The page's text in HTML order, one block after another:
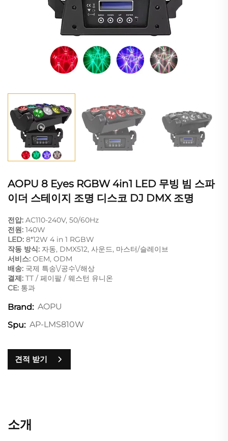
AOPU 8 Eyes RGBW 4in1 LED 무빙 빔 스파
이더 스테이지 조명 디스코 DJ DMX 조명
전압: AC110-240V, 50/60Hz
전원: 140W
LED: 8*12W 4 in 1 RGBW
작동 방식: 자동, DMX512, 사운드, 마스터/슬레이브
서비스: OEM, ODM
배송: 국제 특송\/공수\/해상
결제: TT / 페이팔 / 웨스턴 유니온
CE: 통과
Brand: AOPU
Spu: AP-LMS810W
견적 받기
소개